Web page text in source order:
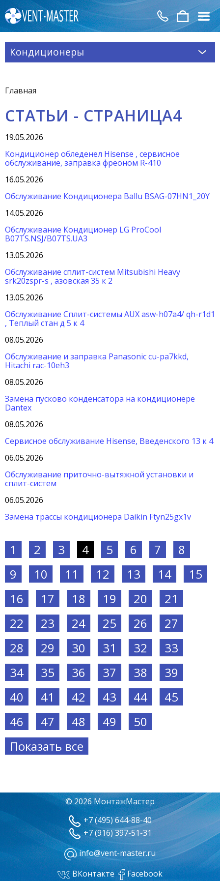
Главная
СТАТЬИ - СТРАНИЦА4
19.05.2026
Кондиционер обледенел Hisense , сервисное
обслуживание, заправка фреоном R-410
16.05.2026
Обслуживание Кондиционера Ballu BSAG-07HN1_20Y
14.05.2026
Обслуживание Кондиционер LG ProCool
B07TS.NSJ/B07TS.UA3
13.05.2026
Обслуживание сплит-систем Mitsubishi Heavy
srk20zspr-s , азовская 35 к 2
13.05.2026
Обслуживание Сплит-системы AUX asw-h07a4/ qh-r1d1
, Теплый стан д 5 к 4
08.05.2026
Обслуживание и заправка Panasonic cu-pa7kkd,
Hitachi rac-10eh3
08.05.2026
Замена пусково конденсатора на кондиционере
Dantex
08.05.2026
Сервисное обслуживание Hisense, Введенского 13 к 4
06.05.2026
Обслуживание приточно-вытяжной установки и
сплит-систем
06.05.2026
Замена трассы кондиционера Daikin Ftyn25gx1v
1 2 3 4 5 6 7
8
9
10 11 12 13 14
15
16
17 18 19 20
21
22
23 24 25 26
27
28
29 30 31 32
33
34
35 36 37 38
39
40
41 42 43 44
45
46
47 48 49
50
Показать все
Кондиционеры
© 2026 МонтажМастер
+7 (495) 644-88-40
+7 (916) 397-51-31
info@vent-master.ru
ВКонтакте
Facebook